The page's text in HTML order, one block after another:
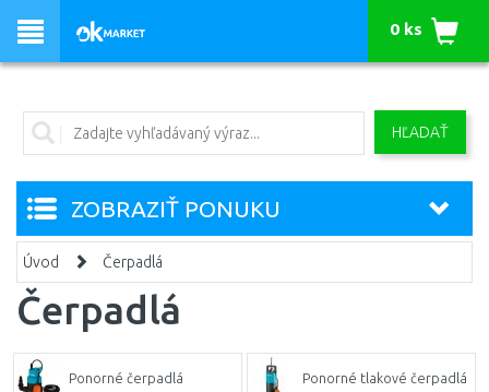
HĽADAŤ
0 ks
ZOBRAZIŤ PONUKU
Úvod Čerpadlá
Čerpadlá
Ponorné čerpadlá Ponorné tlakové čerpadlá